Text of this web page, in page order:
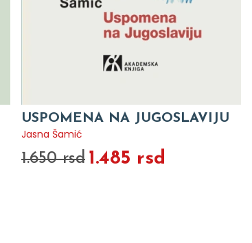
USPOMENA NA JUGOSLAVIJU
Jasna Šamić
1.650 rsd 1.485 rsd